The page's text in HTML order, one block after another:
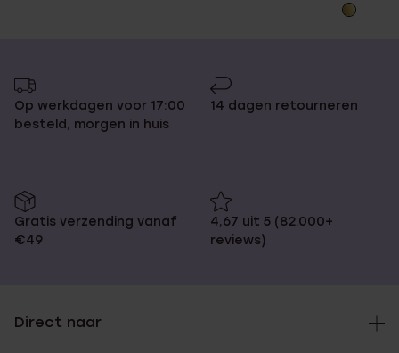
Op werkdagen voor 17:00
besteld, morgen in huis
14 dagen retourneren
Gratis verzending vanaf
€49
4,67 uit 5 (82.000+
reviews)
Direct naar